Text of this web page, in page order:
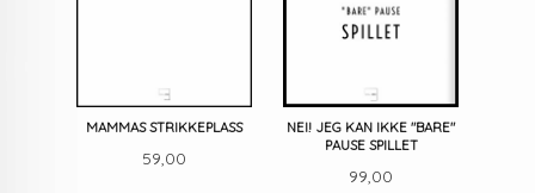
MAMMAS STRIKKEPLASS
Pris
59,00
NEI! JEG KAN IKKE "BARE"
PAUSE SPILLET
Pris
99,00